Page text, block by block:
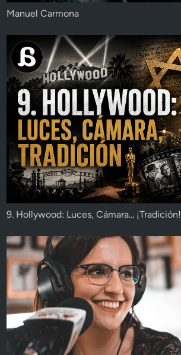
Manuel Carmona
9. Hollywood: Luces, Cámara... ¡Tradición!